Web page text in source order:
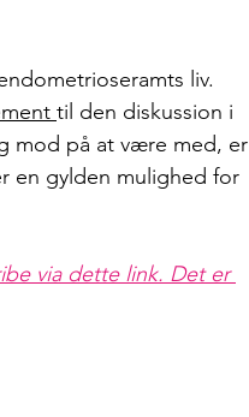
liv.
til den diskussion i
mod på at være med, er
en gylden mulighed for
via dette link. Det er